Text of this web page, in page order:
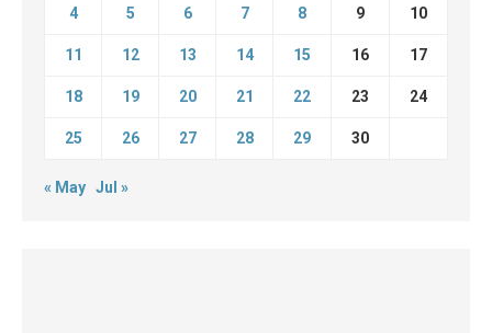
4 5 6 7 8 9 10
11 12 13 14 15 16 17
18 19 20 21 22 23 24
25 26 27 28 29 30
« May Jul »